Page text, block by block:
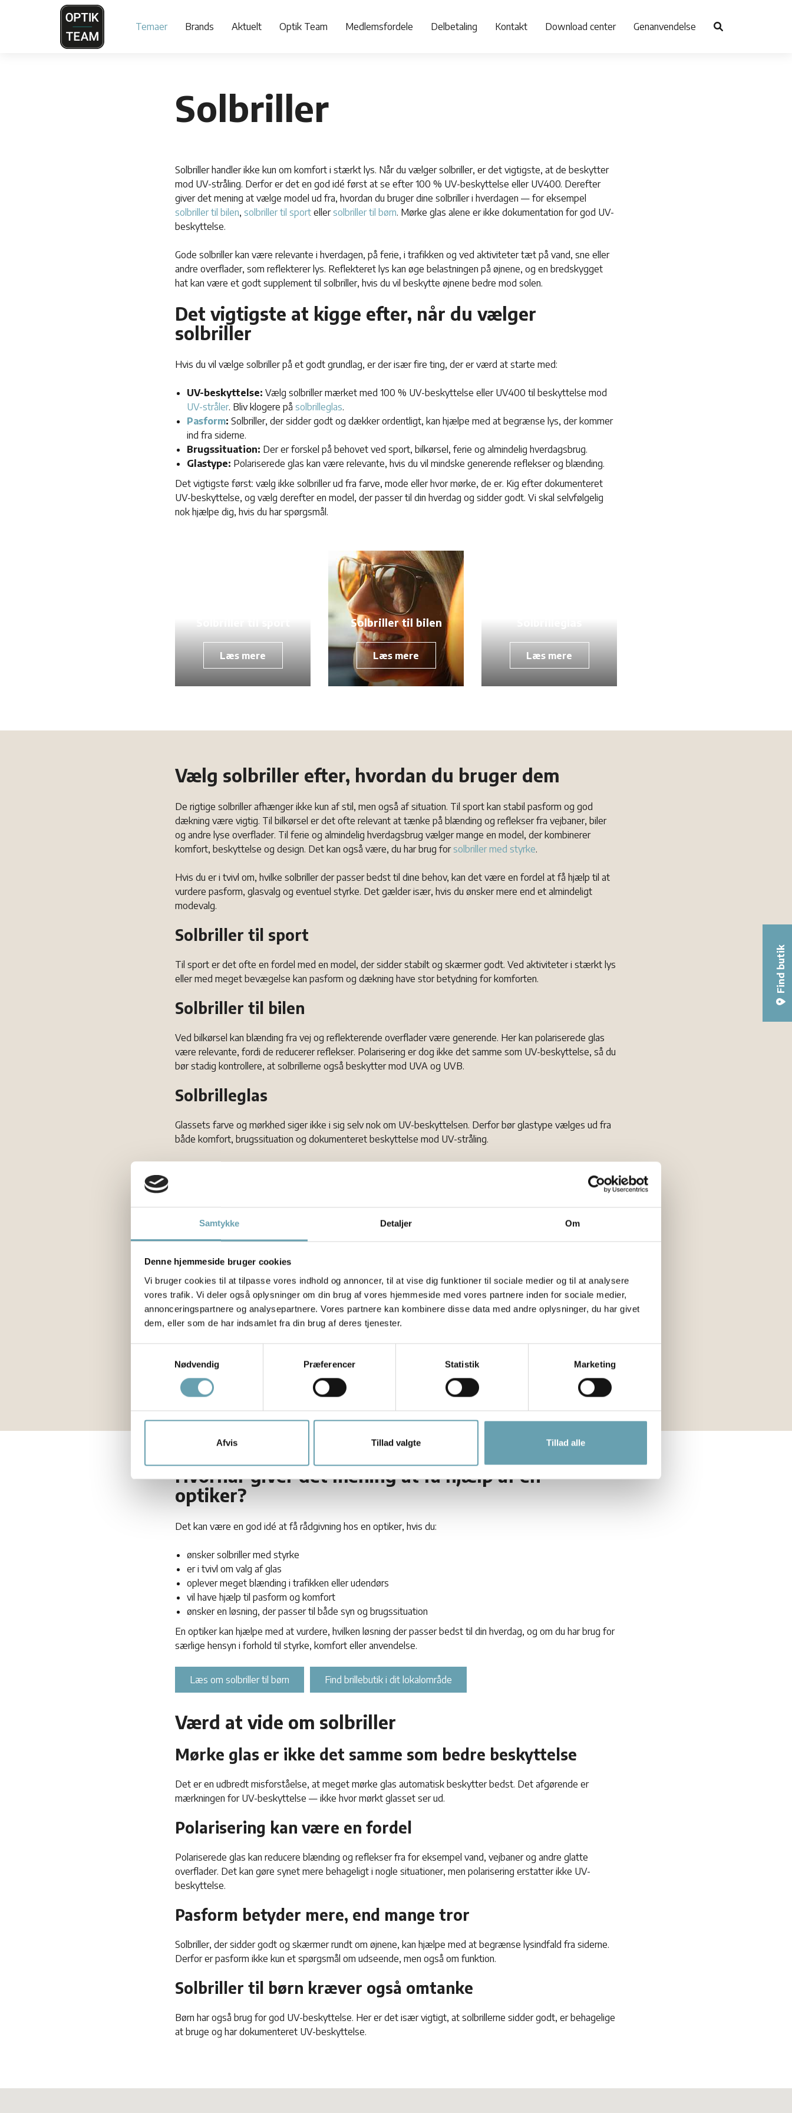
Samtykke Detaljer Om
Denne hjemmeside bruger cookies
Vi bruger cookies til at tilpasse vores indhold og annoncer, til at vise dig funktioner til sociale medier og til at analysere
vores trafik. Vi deler også oplysninger om din brug af vores hjemmeside med vores partnere inden for sociale medier,
annonceringspartnere og analysepartnere. Vores partnere kan kombinere disse data med andre oplysninger, du har givet
dem, eller som de har indsamlet fra din brug af deres tjenester.
Nødvendig
Præferencer Statistik Marketing
Afvis Tillad valgte Tillad alle
Temaer Brands Aktuelt Optik Team Medlemsfordele Delbetaling Kontakt Download center Genanvendelse
Solbriller
Solbriller handler ikke kun om komfort i stærkt lys. Når du vælger solbriller, er det vigtigste, at de beskytter
mod UV-stråling. Derfor er det en god idé først at se efter 100 % UV-beskyttelse eller UV400. Derefter
giver det mening at vælge model ud fra, hvordan du bruger dine solbriller i hverdagen — for eksempel
solbriller til bilen, solbriller til sport ellersolbriller til børn. Mørke glas alene er ikke dokumentation for god UV-
beskyttelse.
Gode solbriller kan være relevante i hverdagen, på ferie, i trafikken og ved aktiviteter tæt på vand, sne eller
andre overflader, som reflekterer lys. Reflekteret lys kan øge belastningen på øjnene, og en bredskygget
hat kan være et godt supplement til solbriller, hvis du vil beskytte øjnene bedre mod solen.
Det vigtigste at kigge efter, når du vælger
solbriller
Hvis du vil vælge solbriller på et godt grundlag, er der især fire ting, der er værd at starte med:
UV-beskyttelse: Vælg solbriller mærket med 100 % UV-beskyttelse eller UV400 til beskyttelse mod
UV-stråler. Bliv klogere på solbrilleglas.
Pasform: Solbriller, der sidder godt og dækker ordentligt, kan hjælpe med at begrænse lys, der kommer
ind fra siderne.
Brugssituation: Der er forskel på behovet ved sport, bilkørsel, ferie og almindelig hverdagsbrug.
Glastype: Polariserede glas kan være relevante, hvis du vil mindske generende reflekser og blænding.
Det vigtigste først: vælg ikke solbriller ud fra farve, mode eller hvor mørke, de er. Kig efter dokumenteret
UV-beskyttelse, og vælg derefter en model, der passer til din hverdag og sidder godt. Vi skal selvfølgelig
nok hjælpe dig, hvis du har spørgsmål.
Læs mere
Solbriller til bilen
Læs mere Læs mere
Vælg solbriller efter, hvordan du bruger dem
De rigtige solbriller afhænger ikke kun af stil, men også af situation. Til sport kan stabil pasform og god
dækning være vigtig. Til bilkørsel er det ofte relevant at tænke på blænding og reflekser fra vejbaner, biler
og andre lyse overflader. Til ferie og almindelig hverdagsbrug vælger mange en model, der kombinerer
komfort, beskyttelse og design. Det kan også være, du har brug forsolbriller med styrke.
Hvis du er i tvivl om, hvilke solbriller der passer bedst til dine behov, kan det være en fordel at få hjælp til at
vurdere pasform, glasvalg og eventuel styrke. Det gælder især, hvis du ønsker mere end et almindeligt
modevalg.
Solbriller til sport
Til sport er det ofte en fordel med en model, der sidder stabilt og skærmer godt. Ved aktiviteter i stærkt lys
eller med meget bevægelse kan pasform og dækning have stor betydning for komforten.
Solbriller til bilen
Ved bilkørsel kan blænding fra vej og reflekterende overflader være generende. Her kan polariserede glas
være relevante, fordi de reducerer reflekser. Polarisering er dog ikke det samme som UV-beskyttelse, så du
bør stadig kontrollere, at solbrillerne også beskytter mod UVA og UVB.
Solbrilleglas
Glassets farve og mørkhed siger ikke i sig selv nok om UV-beskyttelsen. Derfor bør glastype vælges ud fra
både komfort, brugssituation og dokumenteret beskyttelse mod UV-stråling.
UVA- og UVB-stråler eller er mærket UV400.
Solbriller beskytter ikke kun mod gener fra stærkt lys. UV-eksponering forbindes også med øget risiko for
ikke kun som tilbehør.
Det gælder både for voksne og børn. Børns øjne bør også beskyttes mod UV-stråling, og her kan solbriller
kombineret med skygge eller hat være en god løsning ved stærk sol.
Beskyt øjnene mod UV stråler – Læs her hvordan
Hvornår giver det mening at få hjælp af en
optiker?
Det kan være en god idé at få rådgivning hos en optiker, hvis du:
ønsker solbriller med styrke
er i tvivl om valg af glas
oplever meget blænding i trafikken eller udendørs
vil have hjælp til pasform og komfort
ønsker en løsning, der passer til både syn og brugssituation
En optiker kan hjælpe med at vurdere, hvilken løsning der passer bedst til din hverdag, og om du har brug for
særlige hensyn i forhold til styrke, komfort eller anvendelse.
Læs om solbriller til børn Find brillebutik i dit lokalområde
Værd at vide om solbriller
Mørke glas er ikke det samme som bedre beskyttelse
Det er en udbredt misforståelse, at meget mørke glas automatisk beskytter bedst. Det afgørende er
mærkningen for UV-beskyttelse — ikke hvor mørkt glasset ser ud.
Polarisering kan være en fordel
Polariserede glas kan reducere blænding og reflekser fra for eksempel vand, vejbaner og andre glatte
overflader. Det kan gøre synet mere behageligt i nogle situationer, men polarisering erstatter ikke UV-
beskyttelse.
Pasform betyder mere, end mange tror
Solbriller, der sidder godt og skærmer rundt om øjnene, kan hjælpe med at begrænse lysindfald fra siderne.
Derfor er pasform ikke kun et spørgsmål om udseende, men også om funktion.
Solbriller til børn kræver også omtanke
Børn har også brug for god UV-beskyttelse. Her er det især vigtigt, at solbrillerne sidder godt, er behagelige
at bruge og har dokumenteret UV-beskyttelse.
Find butik